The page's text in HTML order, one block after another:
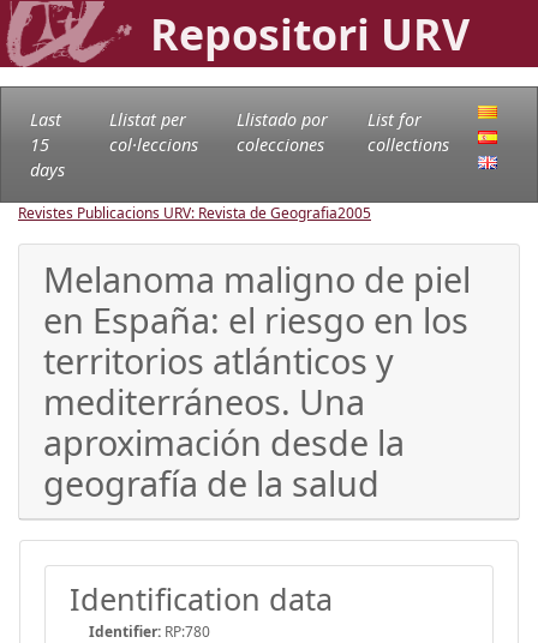
Repositori URV
Last
15
days
Llistat per
col·leccions
Llistado por
colecciones
List for
collections
Revistes Publicacions URV: Revista de Geografia2005
Melanoma maligno de piel
en España: el riesgo en los
territorios atlánticos y
mediterráneos. Una
aproximación desde la
geografía de la salud
Identification data
Identifier: RP:780